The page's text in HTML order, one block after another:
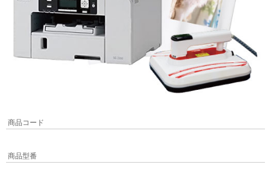
商品コード
商品型番